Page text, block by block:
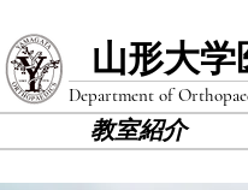
山形大
Department of
教室紹介